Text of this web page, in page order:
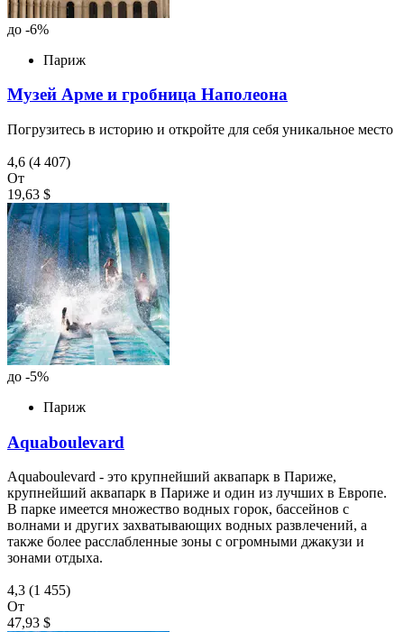
до -6%
Париж
Музей Арме и гробница Наполеона
Погрузитесь в историю и откройте для себя уникальное место
4,6 (4 407)
От
19,63 $
до -5%
Париж
Aquaboulevard
Aquaboulevard - это крупнейший аквапарк в Париже,
крупнейший аквапарк в Париже и один из лучших в Европе.
В парке имеется множество водных горок, бассейнов с
волнами и других захватывающих водных развлечений, а
также более расслабленные зоны с огромными джакузи и
зонами отдыха.
4,3 (1 455)
От
47,93 $